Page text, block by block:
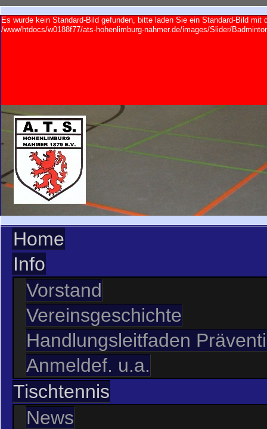
Es wurde kein Standard-Bild gefunden, bitte laden Sie ein Standard-Bild mit
/www/htdocs/w0188f77/ats-hohenlimburg-nahmer.de/images/Slider/
Home
Info
Vorstand
Vereinsgeschichte
Handlungsleitfaden
Anmeldef. u.a.
Tischtennis
News